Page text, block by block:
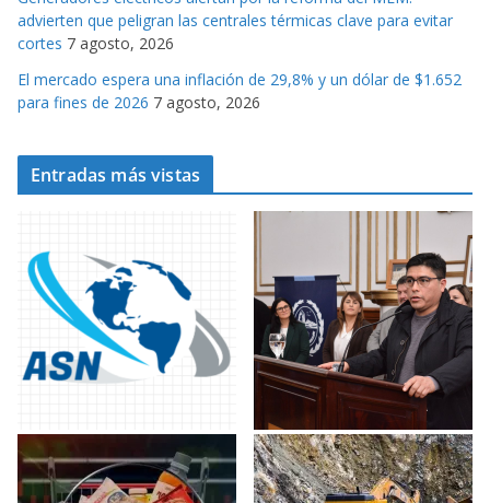
advierten que peligran las centrales térmicas clave para evitar
cortes 7 agosto, 2026
El mercado espera una inflación de 29,8% y un dólar de $1.652
para fines de 2026 7 agosto, 2026
Entradas más vistas